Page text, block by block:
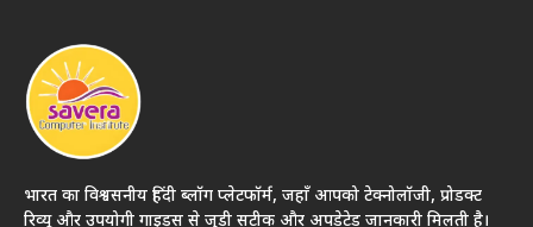
भारत का विश्वसनीय हिंदी ब्लॉग प्लेटफॉर्म, जहाँ आपको टेक्नोलॉजी, प्रोडक्ट
रिव्यू और उपयोगी गाइड्स से जुड़ी सटीक और अपडेटेड जानकारी मिलती है।